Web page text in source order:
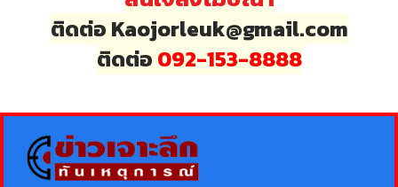
ติดต่อ Kaojorleuk@gmail.com
ติดต่อ 092-153-8888